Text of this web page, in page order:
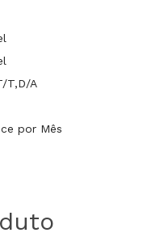
T,D/A
por Mês